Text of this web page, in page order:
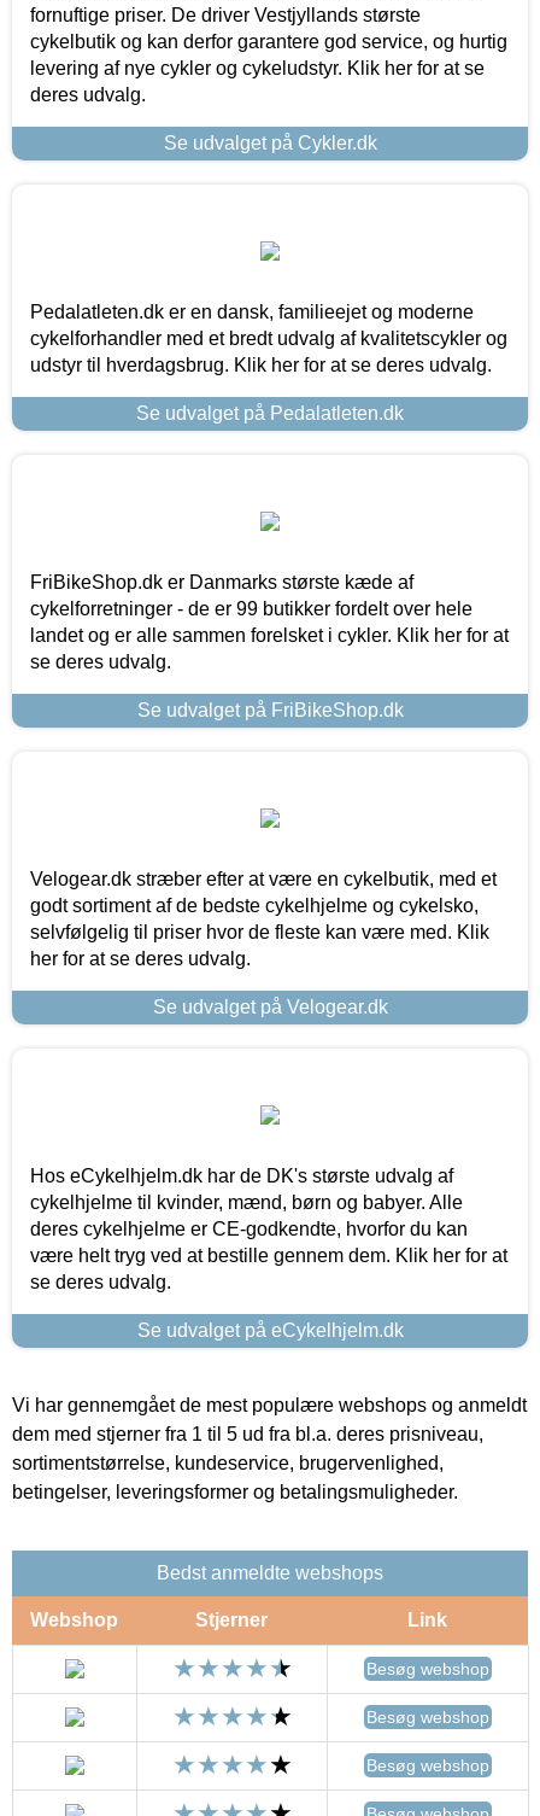
fornuftige priser. De driver Vestjyllands største
cykelbutik og kan derfor garantere god service, og hurtig
levering af nye cykler og cykeludstyr. Klik her for at se
deres udvalg.
Se udvalget på Cykler.dk
Pedalatleten.dk er en dansk, familieejet og moderne
cykelforhandler med et bredt udvalg af kvalitetscykler og
udstyr til hverdagsbrug. Klik her for at se deres udvalg.
Se udvalget på Pedalatleten.dk
FriBikeShop.dk er Danmarks største kæde af
cykelforretninger - de er 99 butikker fordelt over hele
landet og er alle sammen forelsket i cykler. Klik her for at
se deres udvalg.
Se udvalget på FriBikeShop.dk
Velogear.dk stræber efter at være en cykelbutik, med et
godt sortiment af de bedste cykelhjelme og cykelsko,
selvfølgelig til priser hvor de fleste kan være med. Klik
her for at se deres udvalg.
Se udvalget på Velogear.dk
Hos eCykelhjelm.dk har de DK's største udvalg af
cykelhjelme til kvinder, mænd, børn og babyer. Alle
deres cykelhjelme er CE-godkendte, hvorfor du kan
være helt tryg ved at bestille gennem dem. Klik her for at
se deres udvalg.
Se udvalget på eCykelhjelm.dk
Vi har gennemgået de mest populære webshops og anmeldt
dem med stjerner fra 1 til 5 ud fra bl.a. deres prisniveau,
sortimentstørrelse, kundeservice, brugervenlighed,
betingelser, leveringsformer og betalingsmuligheder.
Bedst anmeldte webshops
Webshop Stjerner Link
Besøg webshop
Besøg webshop
Besøg webshop